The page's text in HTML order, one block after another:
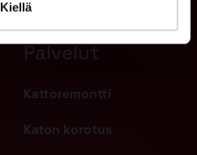
Kiellä
Palvelut
Kattoremontti
Katon korotus